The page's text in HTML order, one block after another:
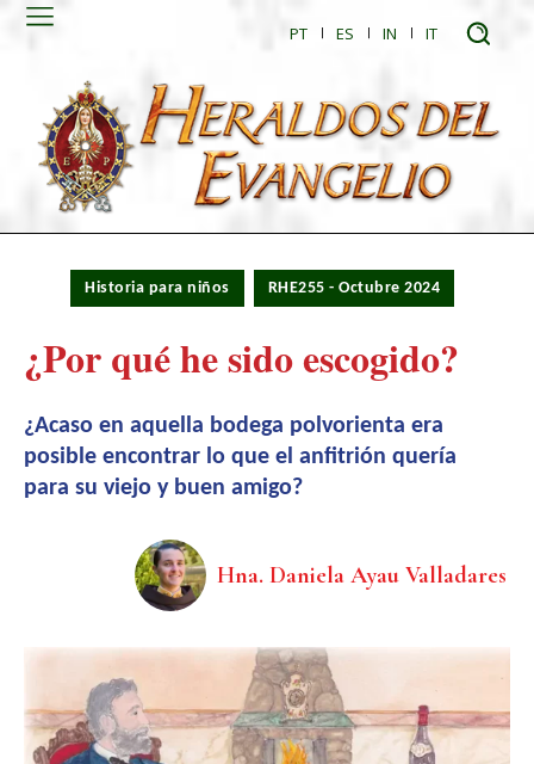
PT ES IN IT
Historia para niños RHE255 - Octubre 2024
¿Por qué he sido escogido?
¿Acaso en aquella bodega polvorienta era
posible encontrar lo que el anfitrión quería
para su viejo y buen amigo?
Hna. Daniela Ayau Valladares